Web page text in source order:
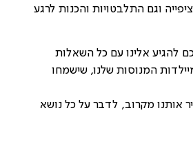
וגם התלבטויות והכנות לרגע
להגיע אלינו עם כל השאלות
המנוסות שלנו, שישמחו
אותנו מקרוב, לדבר על כל נושא